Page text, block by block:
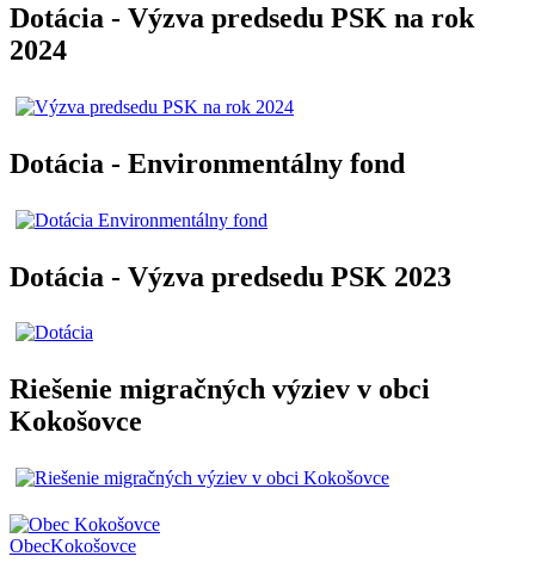
Dotácia - Výzva predsedu PSK na rok
2024
Dotácia - Environmentálny fond
Dotácia - Výzva predsedu PSK 2023
Riešenie migračných výziev v obci
Kokošovce
ObecKokošovce